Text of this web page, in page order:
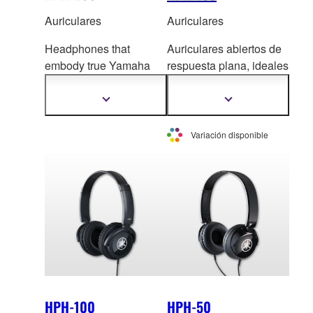
Auriculares
Headphones that
embody true Yamaha
detailed sound and
superb comfort.
Mostrar
Auriculares
Auriculares abiertos de
respuesta plana, ideales
instrumentos digitales.
Mostrar
Variación disponible
HPH-100 HPH-50